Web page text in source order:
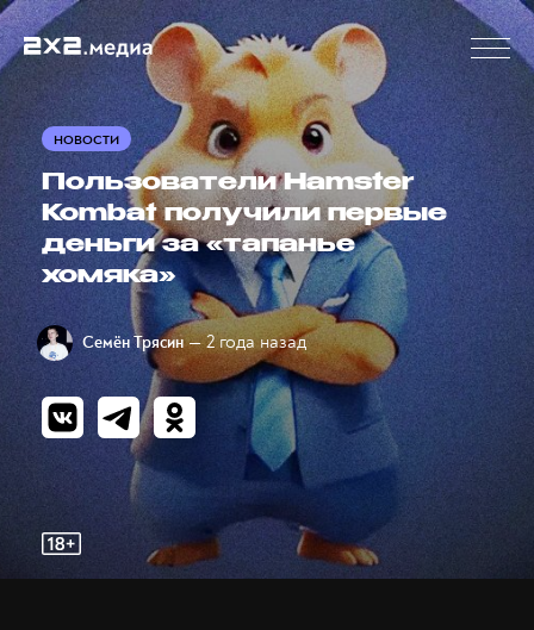
НОВОСТИ
Пользователи Hamster
Kombat получили первые
деньги за «тапанье
хомяка»
Семён Трясин — 2 года назад